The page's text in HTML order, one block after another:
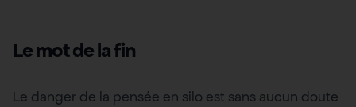
Le mot de la fin
Le danger de la pensée en silo est sans aucun doute